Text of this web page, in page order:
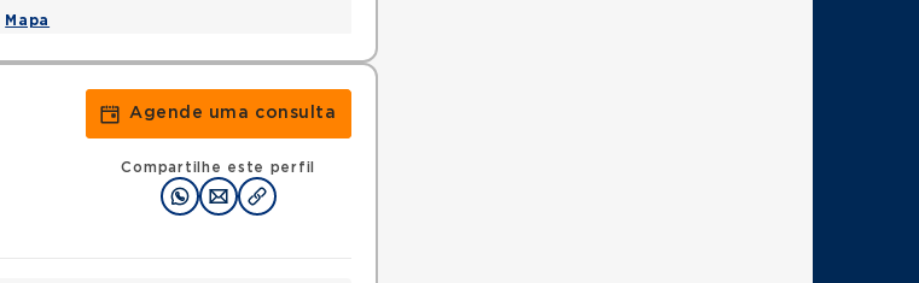
Mapa
Agende uma consulta
Compartilhe este perfil